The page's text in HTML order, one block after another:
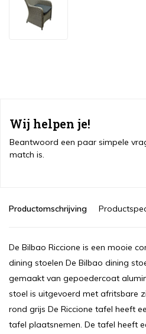
Wij helpen je!
Beantwoord een paar simpele
match is.
Productomschrijving
De Bilbao Riccione is een mooie
dining stoelen De Bilbao dining
gemaakt van gepoedercoat
stoel is uitgevoerd met afritsbare
rond grijs De Riccione tafel heeft
tafel plaatsnemen. De tafel heeft